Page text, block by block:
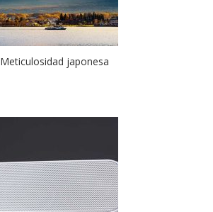
Meticulosidad japonesa